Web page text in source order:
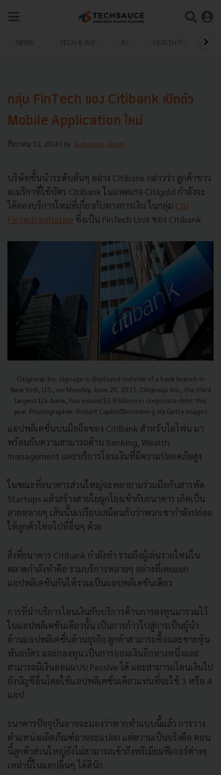
NEWS TECH & BIZ AI HEALTHTECH
กลุ่ม FinTech ของ Citibank เปิดตัว
Mobile Application ใหม่
ธันวาคม 12, 2016 | By Techsauce Team
บริษัทชั้นนำระดับต้นๆ อย่าง Citibank กล่าวว่า ลูกค้าชาว
อเมริกาที่ใช้บัตร Citibank ในแพคเกจ Citigold กำลังจะ
ได้ลองบริการใหม่ที่เกี่ยวกับทางการเงิน ในกลุ่ม Citi
FinTech initiative ซึ่งเป็น FinTech Unit ของ Citibank
Citigroup Inc. signage is displayed outside of a bank branch in
New York, U.S., on Monday, June 20, 2011. Citigroup Inc., the third
largest U.S. bank, has issued $3.8 billion in corporate debt this
year. Photographer: Robert Caplin/Bloomberg via Getty Images
แอปพลิเคชั่นบนมือถือของ CitiBank สำหรับไอโฟน มา
พร้อมกับความสามารถด้าน Banking, Wealth
management และบริการโอนเงินที่มีความปลอดภัยสูง
ในขณะที่ธนาคารส่วนใหญ่จะพยายามร่วมมือกับสารพัด
Startups แล้วสร้างสายใยผูกโยงเข้ากับธนาคาร เกิดเป็น
สายหลายๆ เส้นนั้นเปรียบเสมือนกับว่าพวกเขากำลังปล่อย
ให้ลูกค้าไหลไปที่อื่นๆ ด้วย
สิ่งที่ธนาคาร Citibank กำลังทำ รวมถึงผู้เล่นรายใหม่ใน
ตลาดกำลังทำคือ รวมบริการหลายๆ อย่างที่เคยแยก
แอปพลิเคชันกันให้รวมเป็นแอปพลิเคชันเดียว
การที่นำบริการโอนเงินกับบริการด้านการลงทุนมารวมไว้
ในแอปพลิเคชันเดียวนั้น เป็นการก้าวไปสู่การเป็นผู้นำ
ด้านแอปพลิเคชั่นด้านธุรกิจ ลูกค้าสามารถซื้อและขายหุ้น
พันธบัตร และกองทุน เป็นการออมเงินอีกทางหนึ่งและ
สามารถมีเงินออมแบบ Passive ได้ และสามารถโอนเงินไป
ยังบัญชีอื่นโดยใช้แอปพลิเคชั่นเดียวแทนที่จะใช้ 3 หรือ 4
แอป
ธนาคารปัจจุบันอาจจะมองว่าหากทำแบบนี้แล้ว การวาง
ตำแหน่งผลิตภัณฑ์อาจจะแปลก แต่ความเป็นจริงคือ ตอน
นี้ลูกค้าส่วนใหญ่ยังไม่สามารถเข้าถึงพรีเมียมฟีเจอร์ต่างๆ
เหล่านี้ในแอปอื่นๆ ได้ดีนัก